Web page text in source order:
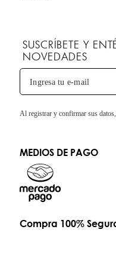
SUSCRÍBETE Y
NOVEDADES
Al registrar y confirmar sus datos,
MEDIOS DE PAGO
Compra 100%